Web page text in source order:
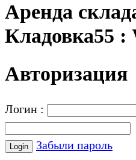
Аренда
Кладовка55 :
Авторизация
Логин :
Забыли пароль